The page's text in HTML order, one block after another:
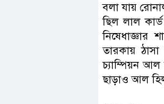
বলা যায়
ছিল লাল
নিষেধাজ্ঞার
তারকায়
চ্যাম্পিয়ন আল
ছাড়াও আল